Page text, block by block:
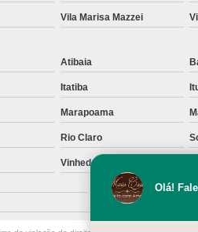
Vila Marisa Mazzei
Atibaia
Itatiba
Marapoama
Rio Claro
Vinhedo
São Caetano do Sul
Olá!